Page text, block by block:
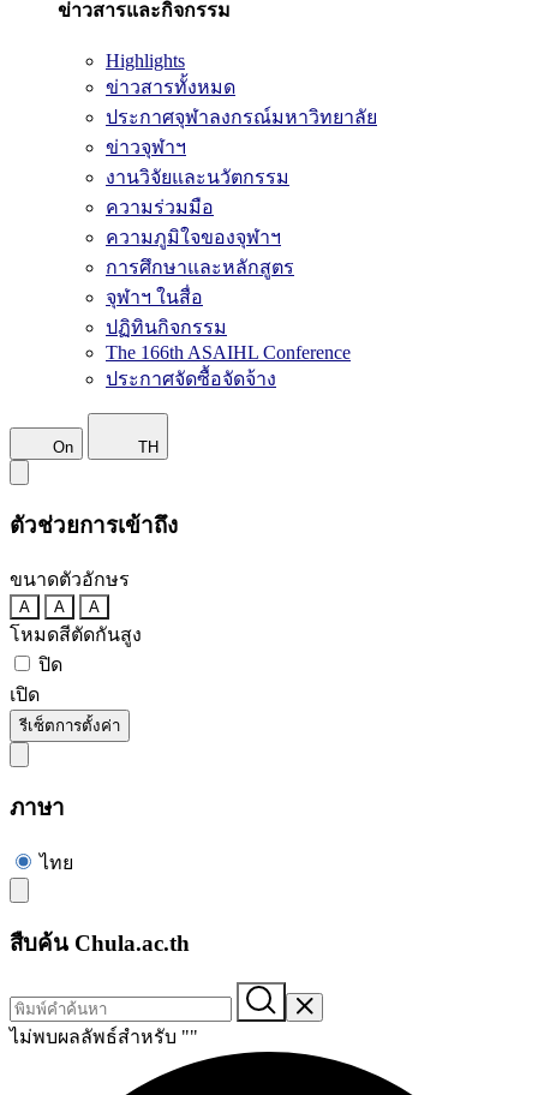
ข่าวสารและกิจกรรม
Highlights
ข่าวสารทั้งหมด
ประกาศจุฬาลงกรณ์มหาวิทยาลัย
ข่าวจุฬาฯ
งานวิจัยและนวัตกรรม
ความร่วมมือ
ความภูมิใจของจุฬาฯ
การศึกษาและหลักสูตร
จุฬาฯ ในสื่อ
ปฏิทินกิจกรรม
The 166th ASAIHL Conference
ประกาศจัดซื้อจัดจ้าง
On TH
ตัวช่วยการเข้าถึง
ขนาดตัวอักษร
A A A
โหมดสีตัดกันสูง
ปิด
เปิด
รีเซ็ตการตั้งค่า
ภาษา
ไทย
สืบค้น Chula.ac.th
ไม่พบผลลัพธ์สำหรับ ""